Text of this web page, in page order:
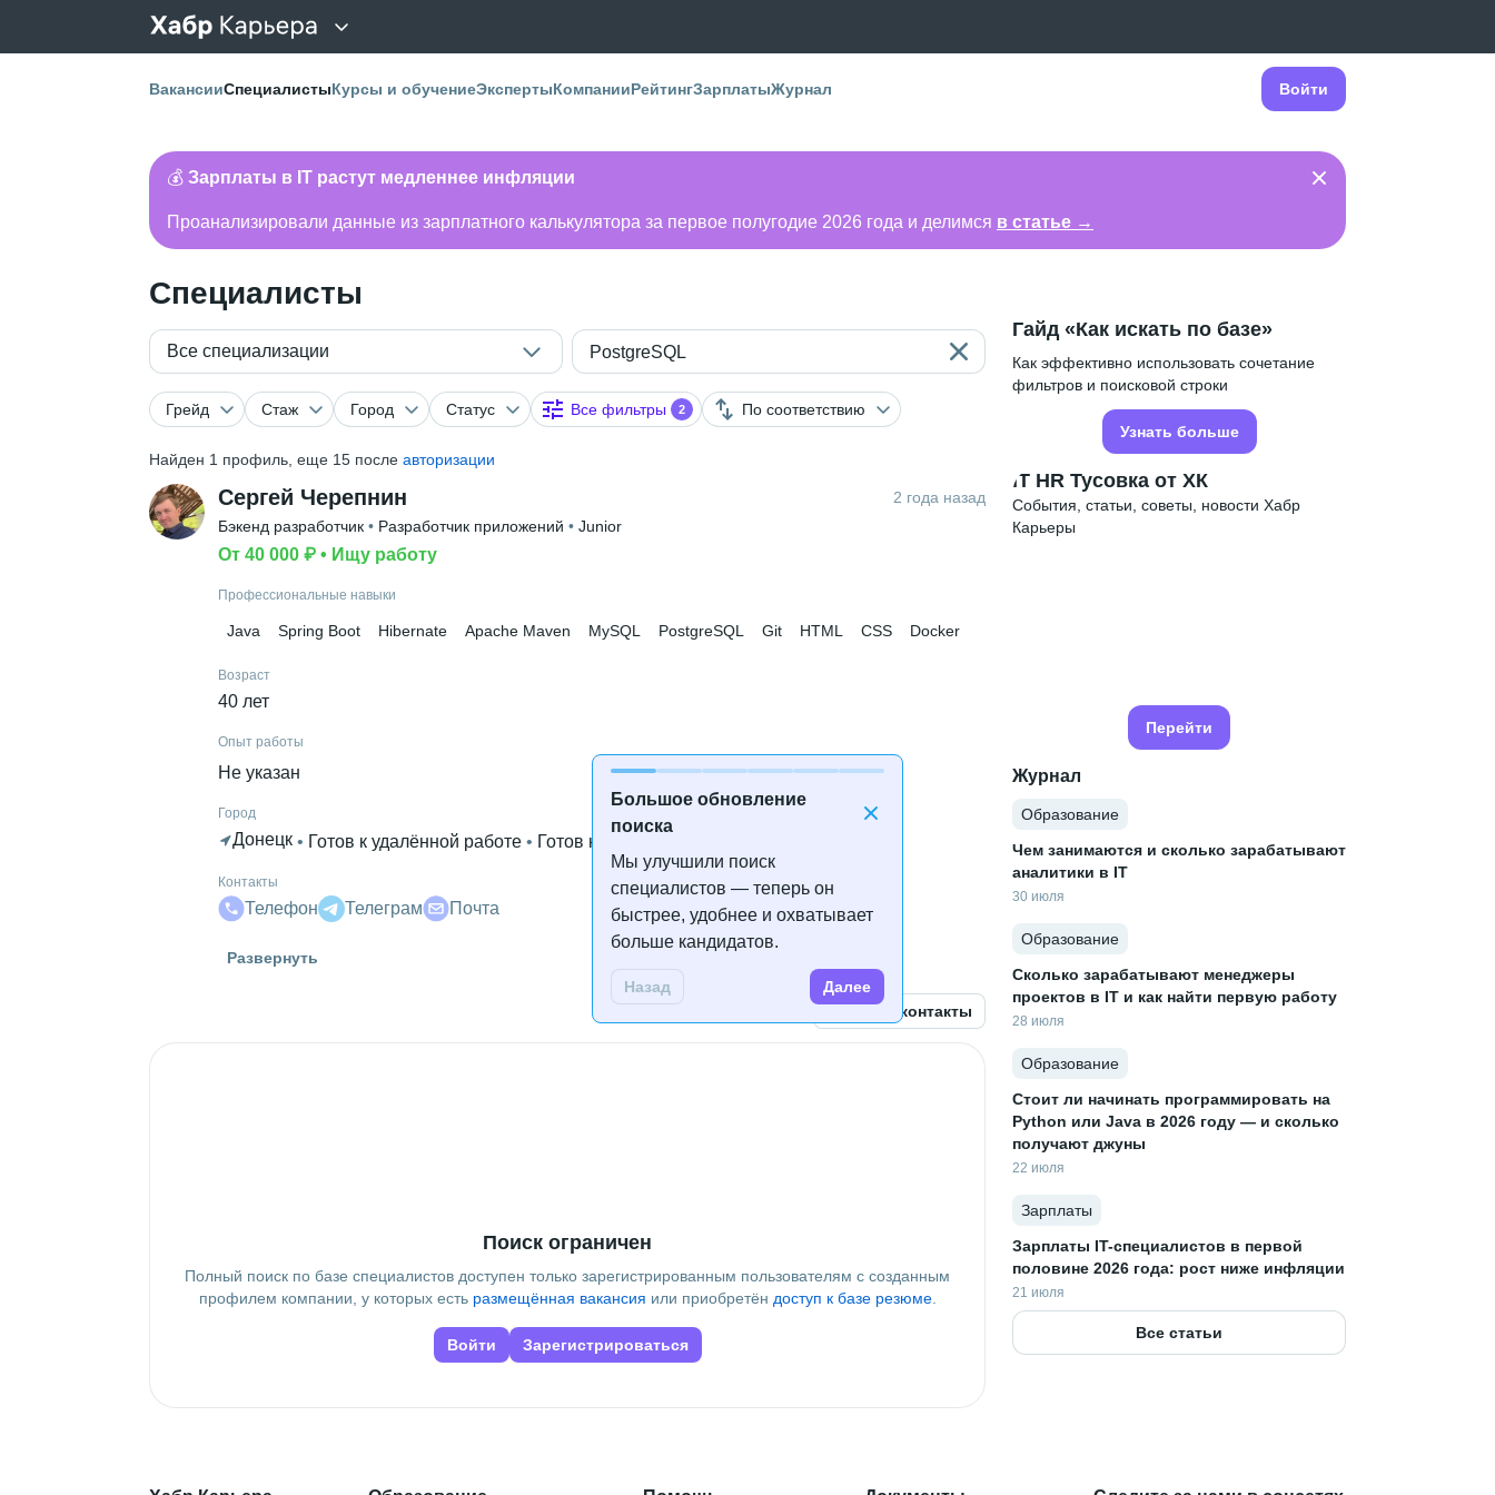
ВакансииСпециалистыКурсы и обучениеЭкспертыКомпанииРейтингЗарплатыЖурнал Войти
💰 Зарплаты в IT растут медленнее инфляции
Проанализировали данные из зарплатного калькулятора за первое полугодие 2026 года и делимся в статье →
Специалисты
Все специализации PostgreSQL
Грейд Стаж Город Статус Все фильтры 2 По соответствию
Найден 1 профиль, еще 15 после авторизации
Большое обновление
поиска
Мы улучшили поиск
специалистов — теперь он
быстрее, удобнее и охватывает
больше кандидатов.
Назад Далее
Сергей Черепнин
2 года назад
Бэкенд разработчик • Разработчик приложений • Junior
От 40 000 ₽ • Ищу работу
Профессиональные навыки
Java Spring Boot Hibernate Apache Maven MySQL PostgreSQL Git HTML CSS Docker
Возраст
40 лет
Опыт работы
Не указан
Город
Донецк • Готов к удалённой работе • Готов к переезду
Контакты
Телефон Телеграм Почта
СБЕР x Studre • Result School
Развернуть
Открыть контакты
Поиск ограничен
Полный поиск по базе специалистов доступен только зарегистрированным пользователям с созданным
профилем компании, у которых есть размещённая вакансия или приобретён доступ к базе резюме.
Войти Зарегистрироваться
Гайд «Как искать по базе»
Как эффективно использовать сочетание
фильтров и поисковой строки
Узнать больше
IT HR Тусовка от ХК
События, статьи, советы, новости Хабр
Карьеры
Перейти
Журнал
Образование
Чем занимаются и сколько зарабатывают
аналитики в IT
30 июля
Образование
Сколько зарабатывают менеджеры
проектов в IT и как найти первую работу
28 июля
Образование
Стоит ли начинать программировать на
Python или Java в 2026 году — и сколько
получают джуны
22 июля
Зарплаты
Зарплаты IT-специалистов в первой
половине 2026 года: рост ниже инфляции
21 июля
Все статьи